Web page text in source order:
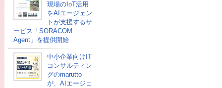
現場のIoT活用
をAIエージェン
トが支援するサ
ービス「SORACOM
Agent」を提供開始
中小企業向けIT
コンサルティン
グのmarutto
が、AIエージェ